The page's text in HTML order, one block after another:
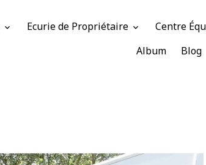
Ecurie de Propriétaire Centre
Album
Blog